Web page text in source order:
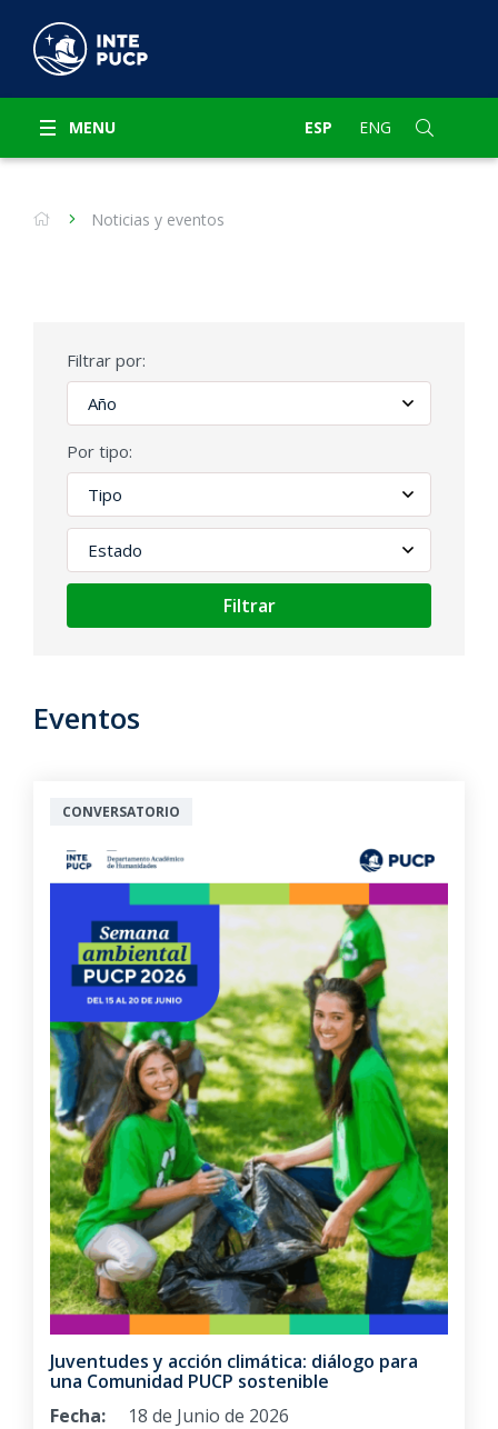
MENU ESP ENG
Noticias y eventos
Filtrar por:
Por tipo:
Filtrar
Eventos
CONVERSATORIO
Juventudes y acción climática: diálogo para
una Comunidad PUCP sostenible
Fecha:
18 de Junio de 2026